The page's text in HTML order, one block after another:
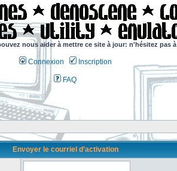
nous aider à mettre ce site à jour: n'hésitez pas à
Connexion Inscription
FAQ
Envoyer le courriel d’activation